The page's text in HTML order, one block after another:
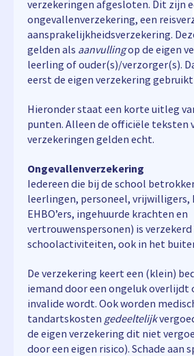
verzekeringen afgesloten. Dit zijn
ongevallenverzekering, een
aansprakelijkheidsverzekering.
gelden als aanvullingop de eigen
leerling of ouder(s)/verzorger(s).
eerst de eigen verzekering
Hieronder staat een korte uitleg
punten. Alleen de officiële teksten
verzekeringen gelden echt.
Ongevallenverzekering
Iedereen die bij de school
leerlingen, personeel, vrijwilligers,
EHBO’ers, ingehuurde krachten en
vertrouwenspersonen) is
schoolactiviteiten, ook in het
De verzekering keert een (klein)
iemand door een ongeluk overlijdt
invalide wordt. Ook worden
tandartskosten gedeeltelijk
de eigen verzekering dit niet
door een eigen risico). Schade aan